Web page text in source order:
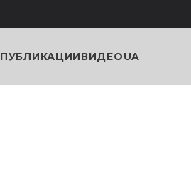
ПУБЛИКАЦИИВИДЕОUA